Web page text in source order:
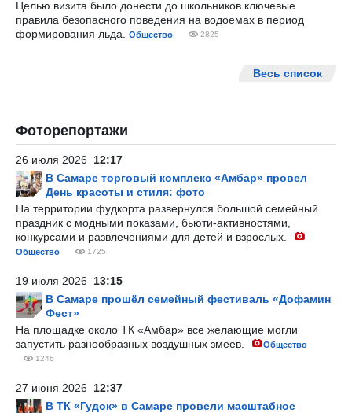
Целью визита было донести до школьников ключевые
правила безопасного поведения на водоемах в период
формирования льда.
Общество 2825
Весь список
Фоторепортажи
26 июля 2026 12:17
В Самаре торговый комплекс «Амбар» провел
День красоты и стиля: фото
На территории фудкорта развернулся большой семейный
праздник с модными показами, бьюти-активностями,
конкурсами и развлечениями для детей и взрослых.
Общество 1725
19 июля 2026 13:15
В Самаре прошёл семейный фестиваль «Дофамин
Фест»
На площадке около ТК «Амбар» все желающие могли
запустить разнообразных воздушных змеев.
Общество
1246
27 июня 2026 12:37
В ТК «Гудок» в Самаре провели масштабное